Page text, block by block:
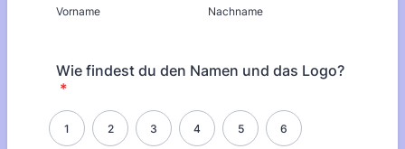
Vorname Nachname
Wie findest du den Namen und das Logo?
*
1 2 3 4 5 6
1 is geht gar nicht, 10 is sehr passend